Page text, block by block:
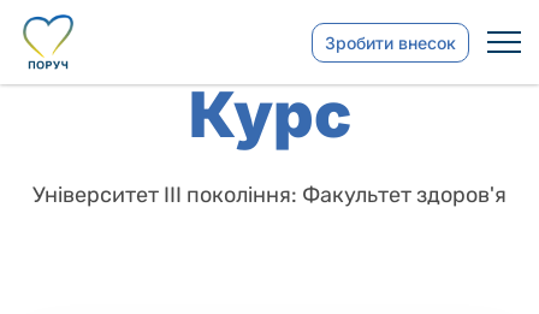
Зробити внесок
Курс
Університет ІІІ покоління: Факультет здоров'я